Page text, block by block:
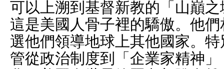
可以上溯到基督新教的「山巔
這是美國人骨子裡的驕傲。他
選他們領導地球上其他國家。
管從政治制度到「企業家精神